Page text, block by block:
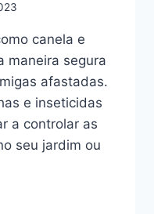
canela e
maneira segura
afastadas.
e inseticidas
a controlar as
seu jardim ou